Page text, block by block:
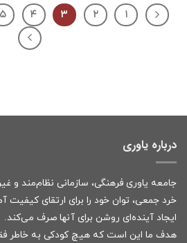
۱ ۲ ۳ ۴ ۵
درباره یاوری
جامعه یاوری فرهنگی، سازمانی نظام‌مند و
خرد جمعی، توان خود را برای ارتقای کیفیت
ایجاد آینده‌ای روشن برای آنها صرف می‌کند.
هدف ما این است که هیچ کودکی به خاطر